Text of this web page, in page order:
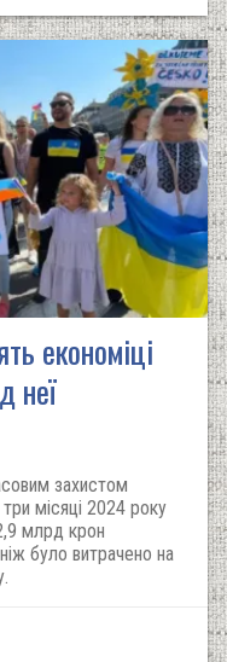
економіці
неї
захистом
місяці 2024 року
млрд крон
було витрачено на